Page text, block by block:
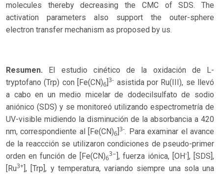
molecules thereby decreasing the CMC of SDS. The
activation parameters also support the outer-sphere
electron transfer mechanism as proposed by us.
Resumen. El estudio cinético de la oxidación de L-
tryptofano (Trp) con [Fe(CN)6 ]3- asistida por Ru(III), se llevó
a cabo en un medio micelar de dodecilsulfato de sodio
aniónico (SDS) y se monitoreó utilizando espectrometría de
UV-visible midiendo la disminución de la absorbancia a 420
nm, correspondiente al [Fe(CN)6 ]3-. Para examinar el avance
de la reaccción se utilizaron condiciones de pseudo-primer
orden en función de [Fe(CN)6
3− ], fuerza iónica, [OH- ], [SDS],
[Ru3+ ], [Trp], y temperatura, variando siempre una sola una